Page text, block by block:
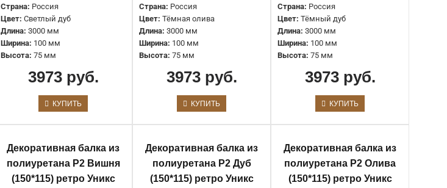
Декоративная балка из
полиуретана Р1 Олива (100*75)
ретро Уникс
3973 руб.
Тип:
Балка декоративная
Материал:
Производитель:
Коллекция:
Страна:
Длина: 3000 мм
Высота:
Декоративная балка из
полиуретана Р1 Орех (100*75) ретро
Уникс
Тип: Балка декоративная
Материал:
Полиуретан
Производитель:
Коллекция: Ретро
Страна: Россия
Цвет: Светлый дуб
Длина: 3000 мм
Ширина: 100 мм
Высота: 75 мм
3973 руб.
КУПИТЬ
Страна: Россия
Цвет: Тёмная олива
Длина: 3000 мм
Ширина: 100 мм
Высота: 75 мм
3973 руб.
КУПИТЬ
Страна: Россия
Цвет: Тёмный дуб
Длина: 3000 мм
Ширина: 100 мм
Высота: 75 мм
3973 руб.
КУПИТЬ
Декоративная балка из
полиуретана Р2 Вишня
(150*115) ретро Уникс
Декоративная балка из
полиуретана Р2 Дуб
(150*115) ретро Уникс
Декоративная балка из
полиуретана Р2 Олива
(150*115) ретро Уникс